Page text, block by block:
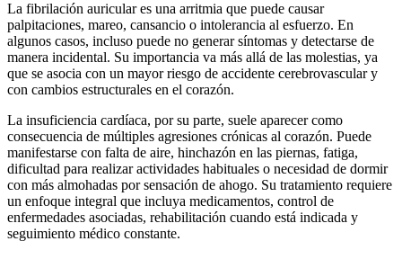
La fibrilación auricular es una arritmia que puede causar
palpitaciones, mareo, cansancio o intolerancia al esfuerzo. En
algunos casos, incluso puede no generar síntomas y detectarse de
manera incidental. Su importancia va más allá de las molestias, ya
que se asocia con un mayor riesgo de accidente cerebrovascular y
con cambios estructurales en el corazón.
La insuficiencia cardíaca, por su parte, suele aparecer como
consecuencia de múltiples agresiones crónicas al corazón. Puede
manifestarse con falta de aire, hinchazón en las piernas, fatiga,
dificultad para realizar actividades habituales o necesidad de dormir
con más almohadas por sensación de ahogo. Su tratamiento requiere
un enfoque integral que incluya medicamentos, control de
enfermedades asociadas, rehabilitación cuando está indicada y
seguimiento médico constante.